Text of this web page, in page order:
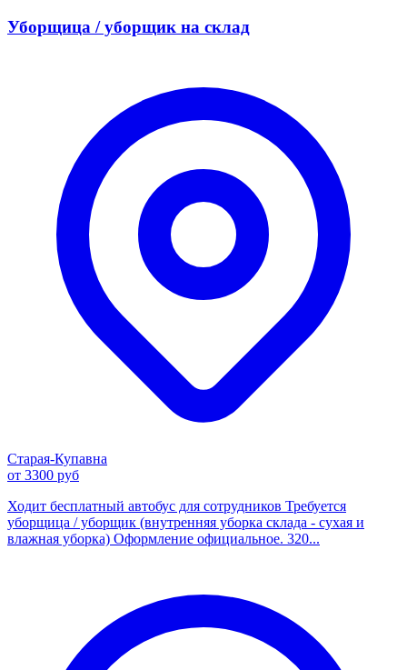
Уборщица / уборщик на склад
Старая-Купавна
от 3300 руб
Ходит бесплатный автобус для сотрудников Требуется
уборщица / уборщик (внутренняя уборка склада - сухая и
влажная уборка) Оформление официальное. 320...